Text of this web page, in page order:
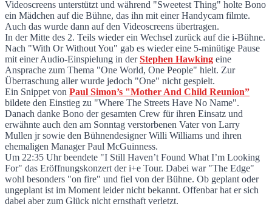
Videoscreens unterstützt und während "Sweetest Thing" holte Bono
ein Mädchen auf die Bühne, das ihn mit einer Handycam filmte.
Auch das wurde dann auf den Videoscreens übertragen.
In der Mitte des 2. Teils wieder ein Wechsel zurück auf die i-Bühne.
Nach "With Or Without You" gab es wieder eine 5-minütige Pause
mit einer Audio-Einspielung in derStephen Hawking eine
Ansprache zum Thema "One World, One People" hielt. Zur
Überraschung aller wurde jedoch "One" nicht gespielt.
Ein Snippet von Paul Simon’s "Mother And Child Reunion”
bildete den Einstieg zu "Where The Streets Have No Name".
Danach danke Bono der gesamten Crew für ihren Einsatz und
erwähnte auch den am Sonntag verstorbenen Vater von Larry
Mullen jr sowie den Bühnendesigner Willi Williams und ihren
ehemaligen Manager Paul McGuinness.
Um 22:35 Uhr beendete "I Still Haven’t Found What I’m Looking
For" das Eröffnungskonzert der i+e Tour. Dabei war "The Edge"
wohl besonders "on fire" und fiel von der Bühne. Ob geplant oder
ungeplant ist im Moment leider nicht bekannt. Offenbar hat er sich
dabei aber zum Glück nicht ernsthaft verletzt.